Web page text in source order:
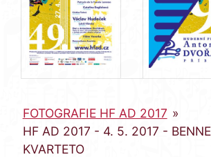
FOTOGRAFIE HF AD 2017 »
HF AD 2017 - 4. 5. 2017 -
KVARTETO